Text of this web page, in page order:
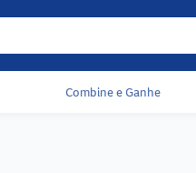
Combine e Ganhe